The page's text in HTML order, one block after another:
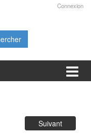
Connexion
Suivant